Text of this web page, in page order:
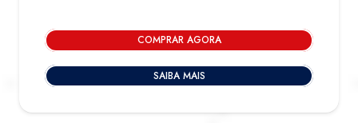
COMPRAR AGORA
SAIBA MAIS